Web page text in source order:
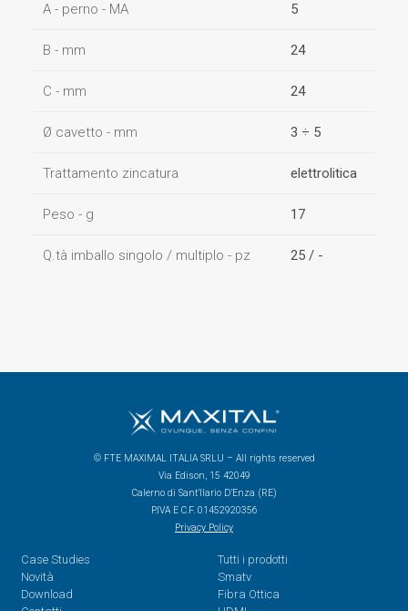
A - perno - MA 5
B - mm 24
C - mm 24
Ø cavetto - mm 3 ÷ 5
Trattamento zincatura elettrolitica
Peso - g 17
Q.tà imballo singolo / multiplo - pz 25 / -
© FTE MAXIMAL ITALIA SRLU – All rights reserved
Via Edison, 15 42049
Calerno di Sant’Ilario D’Enza (RE)
P.IVA E C.F. 01452920356
Privacy Policy
Case Studies
Novità
Download
Tutti i prodotti
Smatv
Fibra Ottica